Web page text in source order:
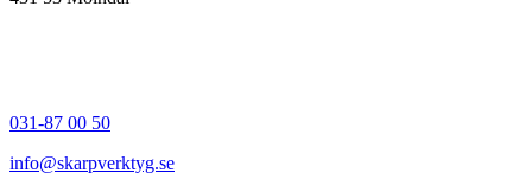
031-87 00 50
info@skarpverktyg.se